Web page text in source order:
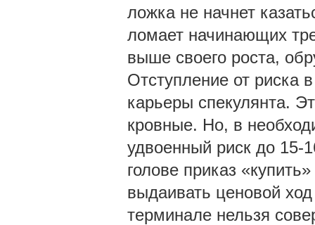
ложка не начнет
ломает начинающих
выше своего роста,
Отступление от риска
карьеры спекулянта.
кровные. Но, в
удвоенный риск до 15-
голове приказ
выдаивать ценовой
терминале нельзя